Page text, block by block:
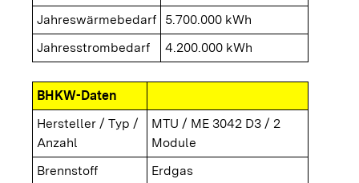
Jahreswärmebedarf
5.700.000 kWh
Jahresstrombedarf
4.200.000 kWh
BHKW-Daten
Hersteller / Typ /
Anzahl
MTU / ME 3042 D3 / 2
Module
Brennstoff
Erdgas